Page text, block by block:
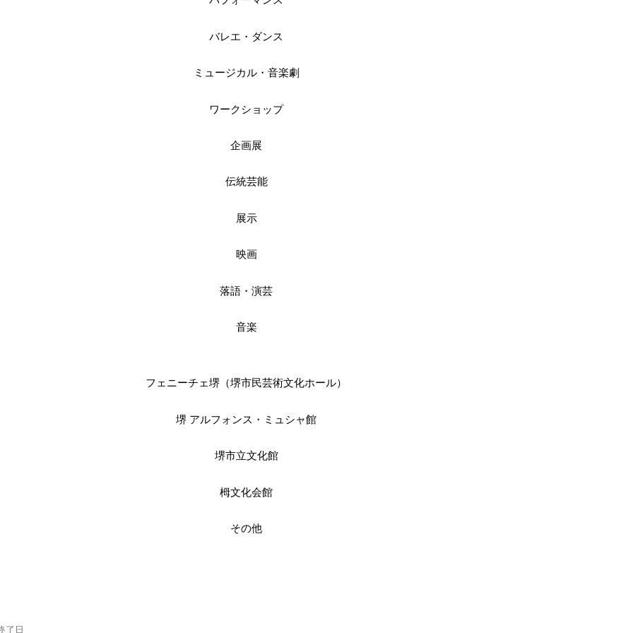
バレエ・ダンス
ミュージカル・音楽劇
ワークショップ
企画展
伝統芸能
展示
映画
落語・演芸
音楽
フェニーチェ堺（堺市民芸術文化ホール）
堺 アルフォンス・ミュシャ館
堺市立文化館
栂文化会館
その他